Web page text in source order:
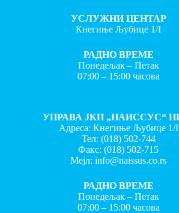
УСЛУЖНИ ЦЕНТАР
Кнегиње Љубице 1/I
РАДНО ВРЕМЕ
Понедељак – Петак
07:00 – 15:00 часова
УПРАВА ЈКП „НАИССУС“
Адреса: Кнегиње Љубице 1/I
Тел: (018) 502-744
Факс:(018) 502-715
Мејл:info@naissus.co.rs
РАДНО ВРЕМЕ
Понедељак – Петак
07:00 – 15:00 часова